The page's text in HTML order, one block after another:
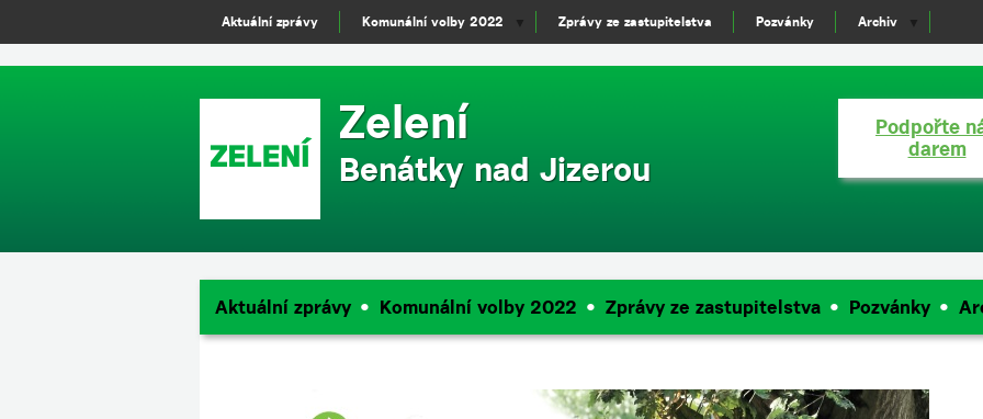
Zelení
Benátky nad Jizerou
Podpořte
darem
Aktuální zprávy Komunální volby 2022 Zprávy ze zastupitelstva Pozvánky
Aktuální zprávy Komunální volby 2022 ▼ Zprávy ze zastupitelstva Pozvánky Archiv ▼